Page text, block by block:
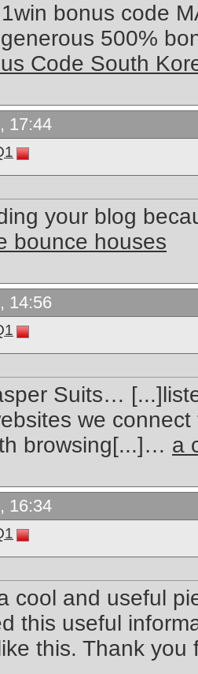
bonus code
500%
Code South
17:44
your blog
bounce houses
14:56
Suits…
we
browsing[...]… a
16:34
cool and useful
this useful
this. Thank